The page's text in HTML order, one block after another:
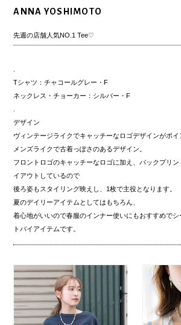
ANNA YOSHIMOTO
先週の店舗人気NO.1 Tee♡
Tシャツ：チャコールグレー・F
ネックレス・チョーカー：シルバー・F
デザイン
ヴィンテージライクでキャッチーなロゴデザインがポイ
メンズライクで古着っぽさのあるデザイン。
フロントロゴのキャッチーなロゴに加え、バックプリ
イアウトしているので
後ろ姿もスタイリング映えし、1枚で主役となります。
夏のデイリーアイテムとしてはもちろん、
着心地がいいので春服のインナー使いにもおすすめで
トバイアイテムです。